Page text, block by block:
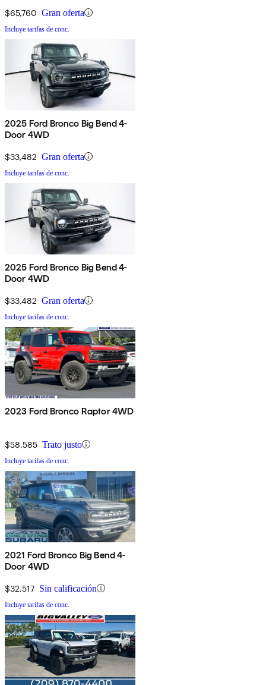
$65,760 Gran oferta
Incluye tarifas de conc.
2025 Ford Bronco Big Bend 4-
Door 4WD
$33,482 Gran oferta
Incluye tarifas de conc.
2025 Ford Bronco Big Bend 4-
Door 4WD
$33,482 Gran oferta
Incluye tarifas de conc.
2023 Ford Bronco Raptor 4WD
$58,585 Trato justo
Incluye tarifas de conc.
2021 Ford Bronco Big Bend 4-
Door 4WD
$32,517 Sin calificación
Incluye tarifas de conc.